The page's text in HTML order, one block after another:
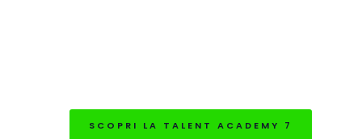
SCOPRI LA TALENT ACADEMY 7